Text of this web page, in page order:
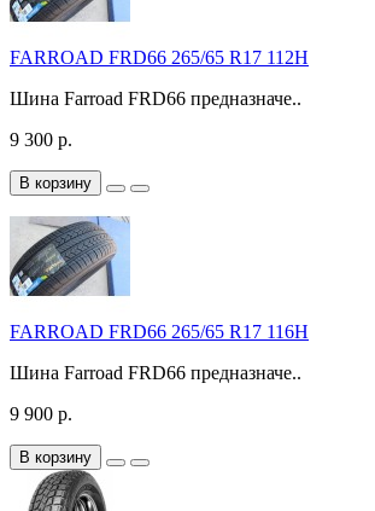
FARROAD FRD66 265/65 R17 112H
Шина Farroad FRD66 предназначе..
9 300 р.
В корзину
FARROAD FRD66 265/65 R17 116H
Шина Farroad FRD66 предназначе..
9 900 р.
В корзину